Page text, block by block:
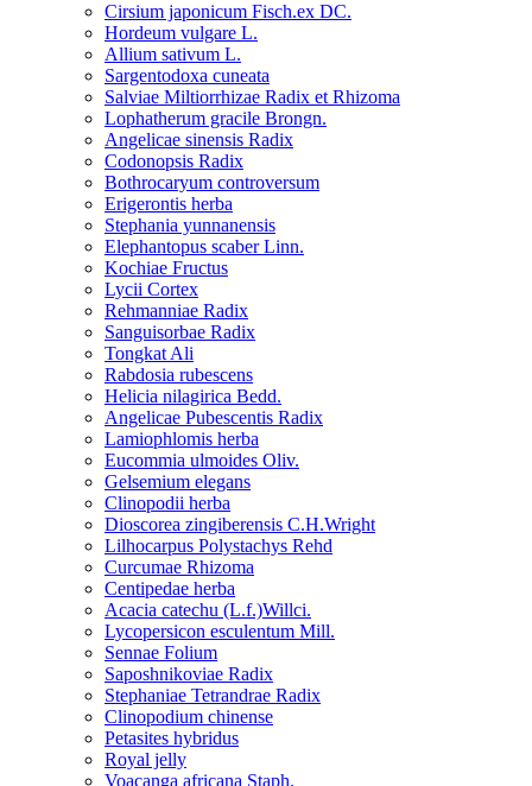
Cirsium japonicum Fisch.ex DC.
Hordeum vulgare L.
Allium sativum L.
Sargentodoxa cuneata
Salviae Miltiorrhizae Radix et Rhizoma
Lophatherum gracile Brongn.
Angelicae sinensis Radix
Codonopsis Radix
Bothrocaryum controversum
Erigerontis herba
Stephania yunnanensis
Elephantopus scaber Linn.
Kochiae Fructus
Lycii Cortex
Rehmanniae Radix
Sanguisorbae Radix
Tongkat Ali
Rabdosia rubescens
Helicia nilagirica Bedd.
Angelicae Pubescentis Radix
Lamiophlomis herba
Eucommia ulmoides Oliv.
Gelsemium elegans
Clinopodii herba
Dioscorea zingiberensis C.H.Wright
Lilhocarpus Polystachys Rehd
Curcumae Rhizoma
Centipedae herba
Acacia catechu (L.f.)Willci.
Lycopersicon esculentum Mill.
Sennae Folium
Saposhnikoviae Radix
Stephaniae Tetrandrae Radix
Clinopodium chinense
Petasites hybridus
Royal jelly
Voacanga africana Staph.